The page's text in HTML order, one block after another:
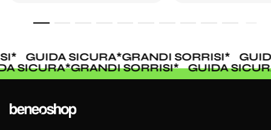
* GUIDA SICURA*GRANDI SORRISI*
SICURA*GRANDI SORRISI* GUIDA